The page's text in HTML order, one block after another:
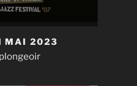
MAI 2023